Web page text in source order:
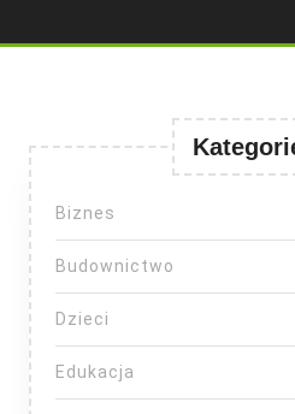
Biznes
Budownictwo
Dzieci
Edukacja